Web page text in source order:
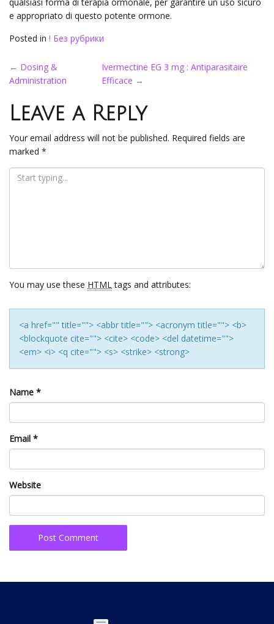
e appropriato di questo potente ormone.
Posted in ! Без рубрики
Post
navigation
← Dosing &
Administration
Ivermectine EG 3 mg : Antiparasitaire
Efficace →
Leave a Reply
Your email address will not be published. Required fields are
marked *
You may use these HTMLtags and attributes:
<a href="" title=""> <abbr title=""> <acronym title=""> <b>
<blockquote cite=""> <cite> <code> <del datetime="">
<em> <i> <q cite=""> <s> <strike> <strong>
Name *
Email *
Website